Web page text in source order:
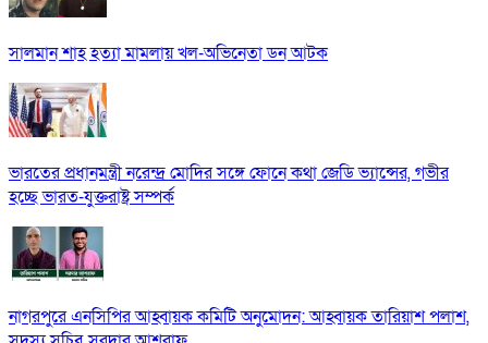
সালমান শাহ হত্যা মামলায় খল-অভিনেতা ডন আটক
ভারতের প্রধানমন্ত্রী নরেন্দ্র মোদির সঙ্গে ফোনে কথা জেডি ভ্যান্সের, গভীর
হচ্ছে ভারত-যুক্তরাষ্ট্র সম্পর্ক
নাগরপুরে এনসিপির আহ্বায়ক কমিটি অনুমোদন: আহ্বায়ক তারিয়াশ পলাশ,